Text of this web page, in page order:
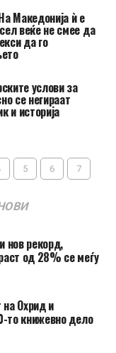
Македонија ѝ е
веќе не смее да
да го
услови за
се негираат
и историја
5 6 7
нов рекорд,
од 28% се меѓу
на Охрид и
то книжевно дело